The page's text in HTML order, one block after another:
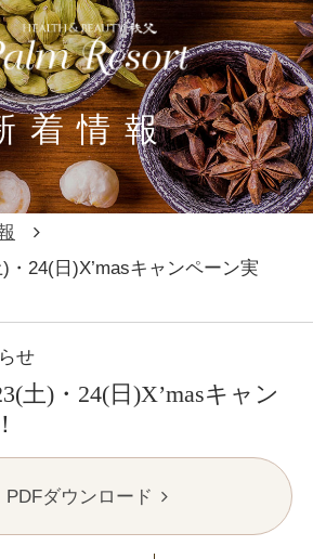
着情報
24(日)X’masキャンペーン実
せ
)・24(日)X’masキャン
PDFダウンロード
エステ
ング
／お問い合わせ